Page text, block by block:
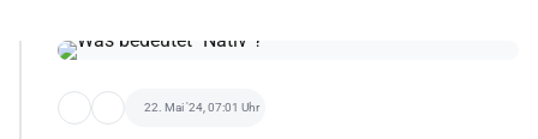
22. Mai '24, 07:01 Uhr